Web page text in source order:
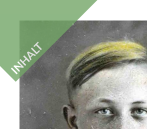
INHALT